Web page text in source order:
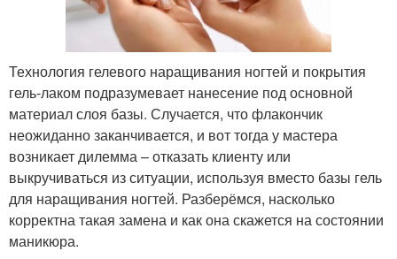
Технология гелевого наращивания ногтей и покрытия
гель-лаком подразумевает нанесение под основной
материал слоя базы. Случается, что флакончик
неожиданно заканчивается, и вот тогда у мастера
возникает дилемма – отказать клиенту или
выкручиваться из ситуации, используя вместо базы гель
для наращивания ногтей. Разберёмся, насколько
корректна такая замена и как она скажется на состоянии
маникюра.